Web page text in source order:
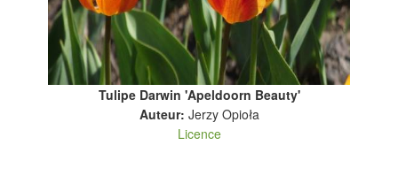
Tulipe Darwin 'Apeldoorn Beauty'
Auteur: Jerzy Opioła
Licence